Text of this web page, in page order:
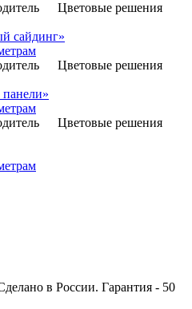
Цветовые решения
сайдинг»
Цветовые решения
Цветовые решения
в России. Гарантия - 50